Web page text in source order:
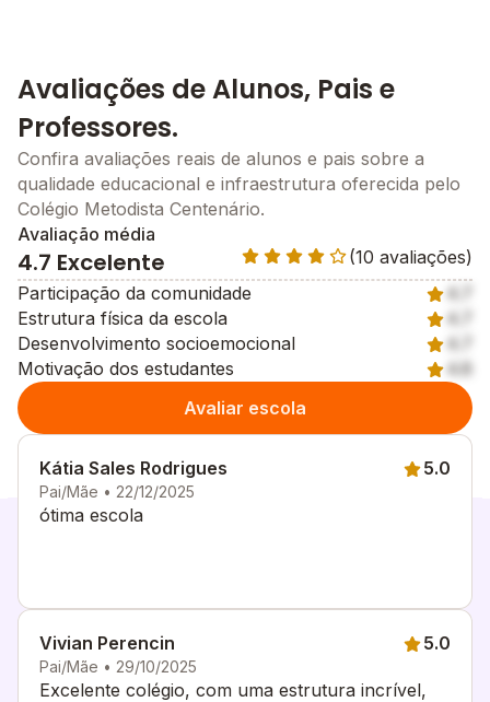
Avaliações de Alunos, Pais e
Professores.
Confira avaliações reais de alunos e pais sobre a
qualidade educacional e infraestrutura oferecida pelo
Colégio Metodista Centenário.
Avaliação média
4.7 Excelente
(10 avaliações)
Participação da comunidade
4.7
Estrutura física da escola
4.7
Desenvolvimento socioemocional
4.7
Motivação dos estudantes
4.8
Avaliar escola
Kátia Sales Rodrigues
Pai/Mãe • 22/12/2025
5.0
ótima escola
Vivian Perencin
Pai/Mãe • 29/10/2025
5.0
Excelente colégio, com uma estrutura incrível,